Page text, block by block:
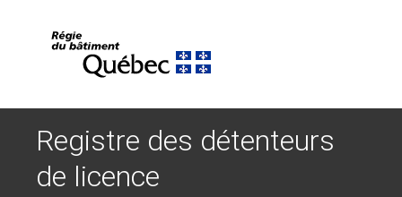
Registre des détenteurs
de licence